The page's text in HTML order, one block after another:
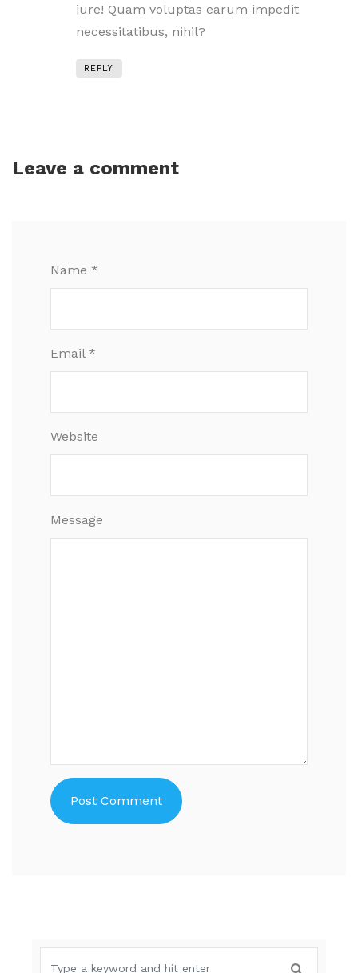
iure! Quam voluptas earum impedit
necessitatibus, nihil?
REPLY
Leave a comment
Name *
Email *
Website
Message